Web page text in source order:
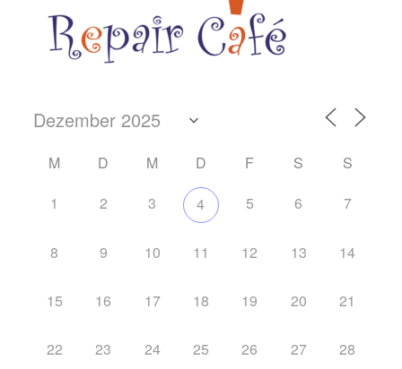
M D M D F S
S
1
2 3 4 5 6 7
8 9 10 11 12 13 14
15 16 17 18 19 20 21
22 23 24 25 26 27 28